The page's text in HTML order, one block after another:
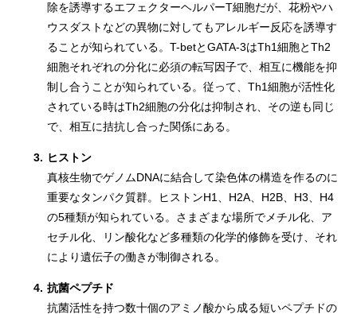
除を誘導するエフェクターヘルパーT細胞だが、花粉やハ
ウスダストなどの異物に対してもアレルギー反応を誘導す
ることが知られている。T-betとGATA-3はTh1細胞とTh2
細胞それぞれの分化に必須の転写因子で、相互に機能を抑
制し合うことが知られている。従って、Th1細胞が活性化
されている時はTh2細胞の分化は抑制され、その逆も同じ
で、相互に拮抗し合った関係にある。
3. ヒストン
真核生物でゲノムDNAに結合して染色体の構造を作るのに
重要なタンパク質群。ヒストンH1、H2A、H2B、H3、H4
の5種類が知られている。さまざまな場所でメチル化、ア
セチル化、リン酸化など多種類の化学的修飾を受け、それ
により遺伝子の働きが制御される。
4. 抗菌ペプチド
抗菌活性を持つ数十個のアミノ酸から成る短いペプチドの